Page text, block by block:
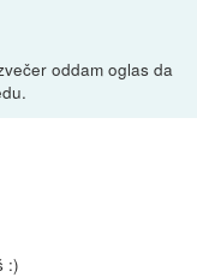
oddam oglas da
:)